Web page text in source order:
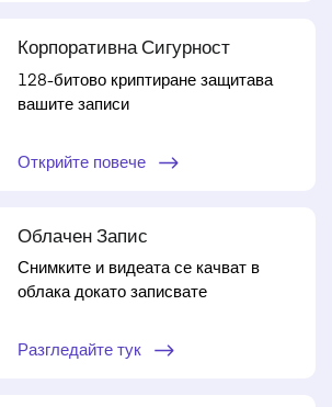
Корпоративна Сигурност
128-битово криптиране защитава
вашите записи
Открийте повече
Облачен Запис
Снимките и видеата се качват в
облака докато записвате
Разгледайте тук